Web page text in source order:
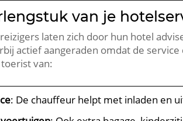
van je
laten zich door hun hotel
actief aangeraden omdat de
van:
: De chauffeur helpt met inladen en